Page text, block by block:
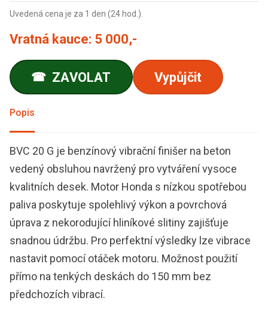
Uvedená cena je za 1 den (24 hod.).
Vratná kauce: 5 000,-
☎ ZAVOLAT Vypůjčit
Popis
BVC 20 G je benzínový vibrační finišer na beton
vedený obsluhou navržený pro vytváření vysoce
kvalitních desek. Motor Honda s nízkou spotřebou
paliva poskytuje spolehlivý výkon a povrchová
úprava z nekorodující hliníkové slitiny zajišťuje
snadnou údržbu. Pro perfektní výsledky lze vibrace
nastavit pomocí otáček motoru. Možnost použití
přímo na tenkých deskách do 150 mm bez
předchozích vibrací.